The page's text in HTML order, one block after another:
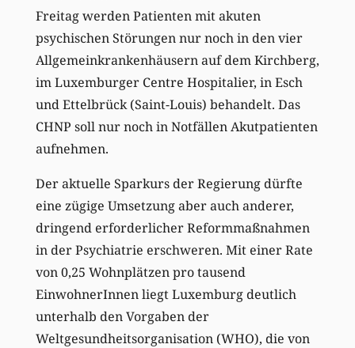
Freitag werden Patienten mit akuten
psychischen Störungen nur noch in den vier
Allgemeinkrankenhäusern auf dem Kirchberg,
im Luxemburger Centre Hospitalier, in Esch
und Ettelbrück (Saint-Louis) behandelt. Das
CHNP soll nur noch in Notfällen Akutpatienten
aufnehmen.
Der aktuelle Sparkurs der Regierung dürfte
eine zügige Umsetzung aber auch anderer,
dringend erforderlicher Reformmaßnahmen
in der Psychiatrie erschweren. Mit einer Rate
von 0,25 Wohnplätzen pro tausend
EinwohnerInnen liegt Luxemburg deutlich
unterhalb den Vorgaben der
Weltgesundheitsorganisation (WHO), die von